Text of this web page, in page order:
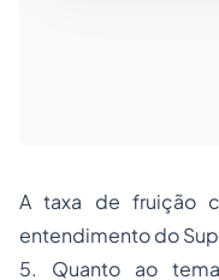
A taxa de fruição
entendimento do
5. Quanto ao